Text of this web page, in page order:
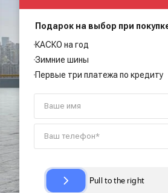
Подарок на выбор при
КАСКО на год
Зимние шины
Первые три платежа по кредиту